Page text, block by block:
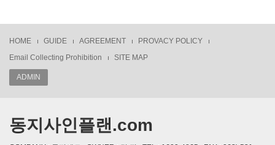
HOME GUIDE AGREEMENT
PROVACY POLICY
Email Collecting Prohibition
SITE MAP
ADMIN
동지사인플랜.com